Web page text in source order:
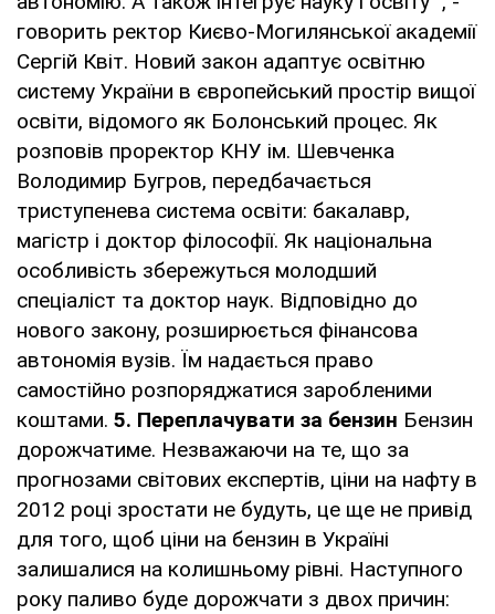
говорить ректор Києво-Могилянської академії
Сергій Квіт. Новий закон адаптує освітню
систему України в європейський простір вищої
освіти, відомого як Болонський процес. Як
розповів проректор КНУ ім. Шевченка
Володимир Бугров, передбачається
триступенева система освіти: бакалавр,
магістр і доктор філософії. Як національна
особливість збережуться молодший
спеціаліст та доктор наук. Відповідно до
нового закону, розширюється фінансова
автономія вузів. Їм надається право
самостійно розпоряджатися заробленими
коштами. 5. Переплачувати за бензин Бензин
дорожчатиме. Незважаючи на те, що за
прогнозами світових експертів, ціни на нафту в
2012 році зростати не будуть, це ще не привід
для того, щоб ціни на бензин в Україні
залишалися на колишньому рівні. Наступного
року паливо буде дорожчати з двох причин: